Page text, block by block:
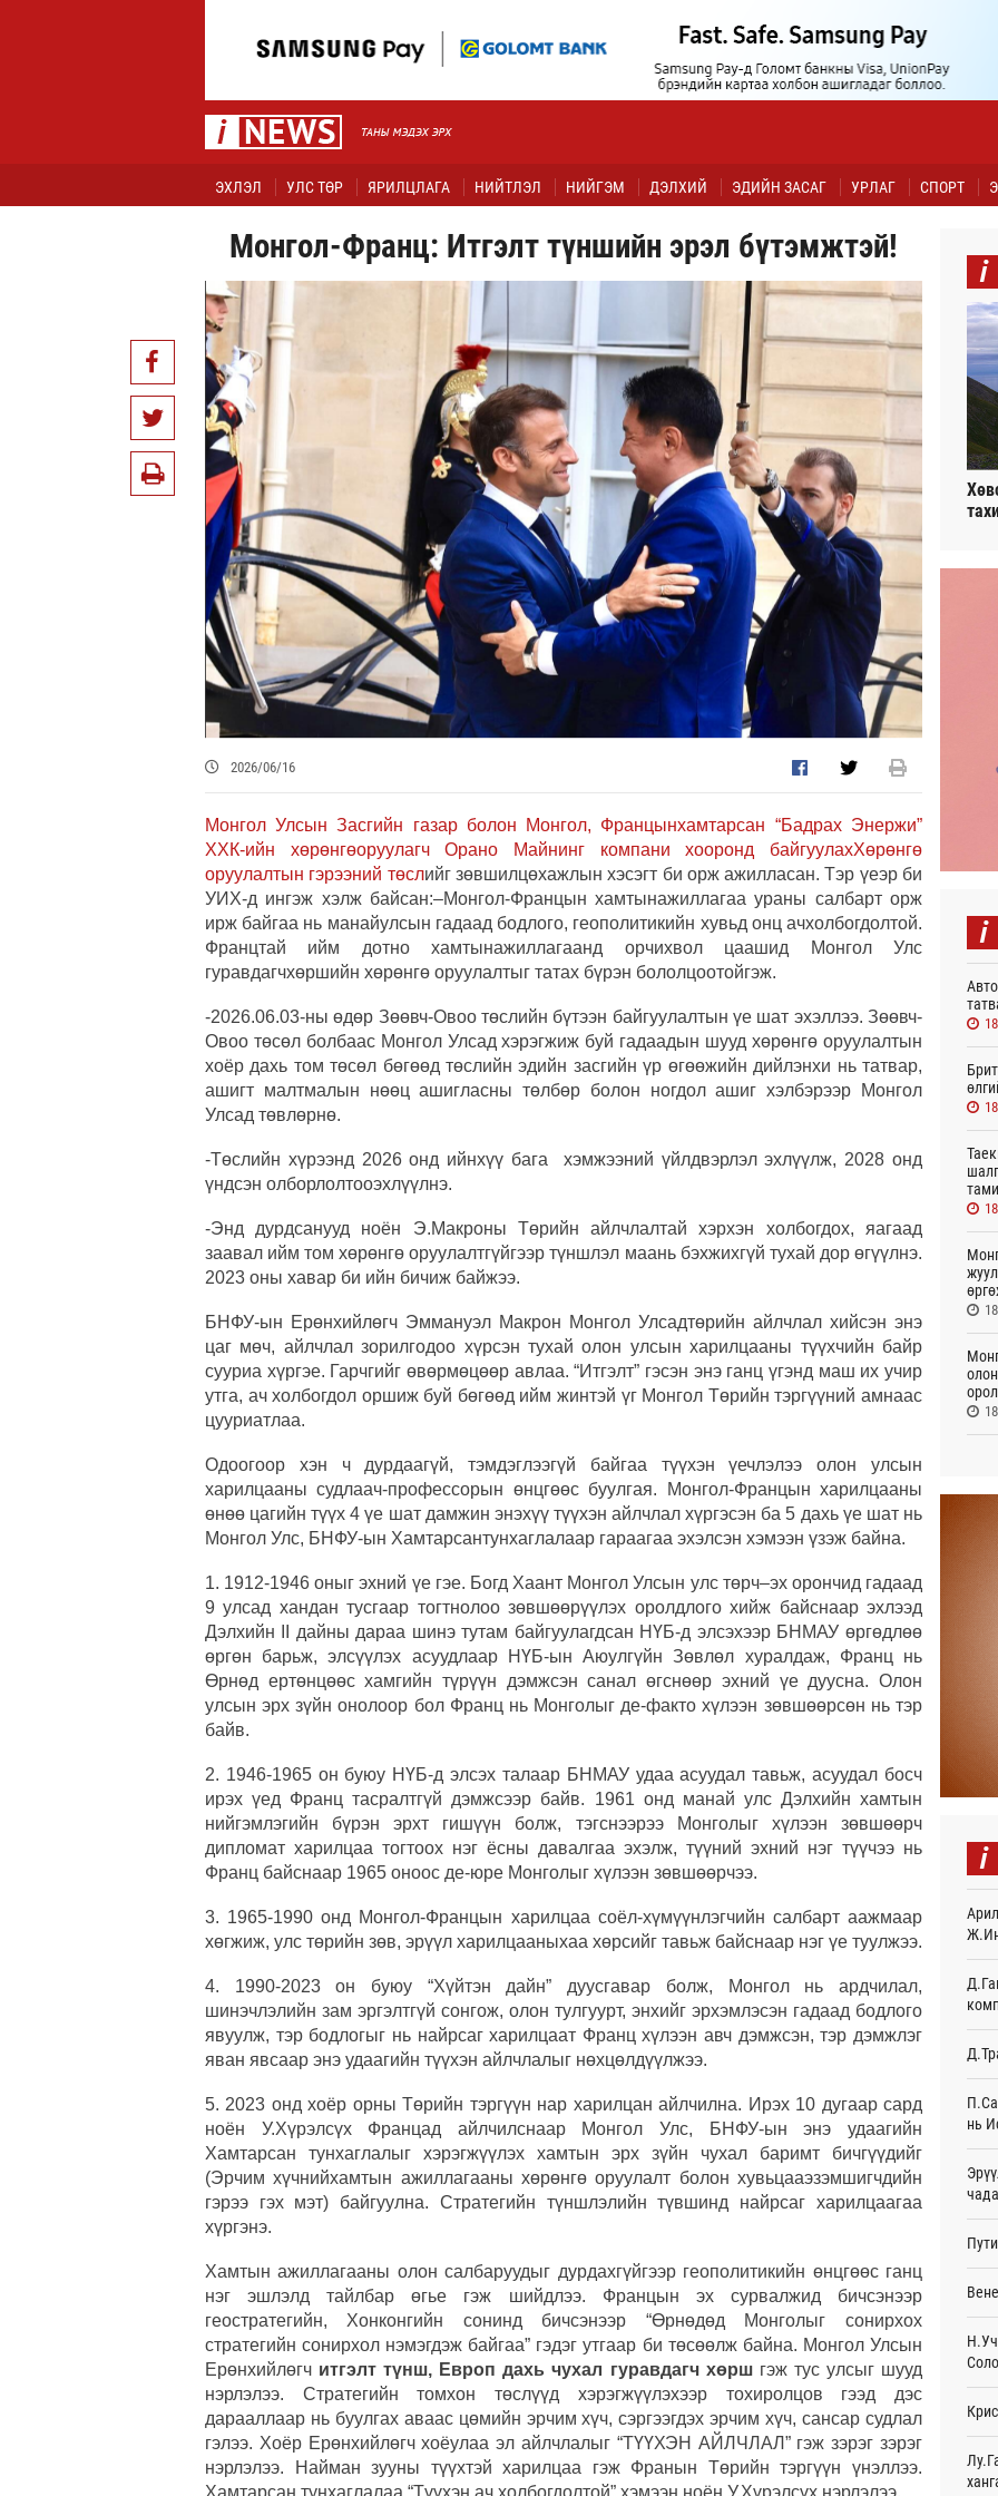
ЭХЛЭЛ УЛС ТӨР ЯРИЛЦЛАГА НИЙТЛЭЛ НИЙГЭМ ДЭЛХИЙ ЭДИЙН ЗАСАГ УРЛАГ СПОРТ
Монгол-Франц: Итгэлт түншийн эрэл бүтэмжтэй!
2026/06/16
Монгол Улсын Засгийн газар болон Монгол, Францынхамтарсан “Бадрах Энержи”
ХХК-ийн хөрөнгөоруулагч Орано Майнинг компани хооронд байгуулахХөрөнгө
оруулалтын гэрээний төслийг зөвшилцөхажлын хэсэгт би орж ажилласан. Тэр үеэр би
УИХ-д ингэж хэлж байсан:–Монгол-Францын хамтынажиллагаа ураны салбарт орж
ирж байгаа нь манайулсын гадаад бодлого, геополитикийн хувьд онц ачхолбогдолтой.
Францтай ийм дотно хамтынажиллагаанд орчихвол цаашид Монгол Улс
гуравдагчхөршийн хөрөнгө оруулалтыг татах бүрэн бололцоотойгэж.
-2026.06.03-ны өдөр Зөөвч-Овоо төслийн бүтээн байгуулалтын үе шат эхэллээ. Зөөвч-
Овоо төсөл болбаас Монгол Улсад хэрэгжиж буй гадаадын шууд хөрөнгө оруулалтын
хоёр дахь том төсөл бөгөөд төслийн эдийн засгийн үр өгөөжийн дийлэнхи нь татвар,
ашигт малтмалын нөөц ашигласны төлбөр болон ногдол ашиг хэлбэрээр Монгол
Улсад төвлөрнө.
-Төслийн хүрээнд 2026 онд ийнхүү бага хэмжээний үйлдвэрлэл эхлүүлж, 2028 онд
үндсэн олборлолтооэхлүүлнэ.
-Энд дурдсанууд ноён Э.Макроны Төрийн айлчлалтай хэрхэн холбогдох, яагаад
заавал ийм том хөрөнгө оруулалтгүйгээр түншлэл маань бэхжихгүй тухай дор өгүүлнэ.
2023 оны хавар би ийн бичиж байжээ.
БНФУ-ын Ерөнхийлөгч Эммануэл Макрон Монгол Улсадтөрийн айлчлал хийсэн энэ
цаг мөч, айлчлал зорилгодоо хүрсэн тухай олон улсын харилцааны түүхчийн байр
сууриа хүргэе. Гарчгийг өвөрмөцөөр авлаа. “Итгэлт” гэсэн энэ ганц үгэнд маш их учир
утга, ач холбогдол оршиж буй бөгөөд ийм жинтэй үг Монгол Төрийн тэргүүний амнаас
цууриатлаа.
Одоогоор хэн ч дурдаагүй, тэмдэглээгүй байгаа түүхэн үечлэлээ олон улсын
харилцааны судлаач-профессорын өнцгөөс буулгая. Монгол-Францын харилцааны
өнөө цагийн түүх 4 үе шат дамжин энэхүү түүхэн айлчлал хүргэсэн ба 5 дахь үе шат нь
Монгол Улс, БНФУ-ын Хамтарсантунхаглалаар гараагаа эхэлсэн хэмээн үзэж байна.
1. 1912-1946 оныг эхний үе гэе. Богд Хаант Монгол Улсын улс төрч–эх орончид гадаад
9 улсад хандан тусгаар тогтнолоо зөвшөөрүүлэх оролдлого хийж байснаар эхлээд
Дэлхийн II дайны дараа шинэ тутам байгуулагдсан НҮБ-д элсэхээр БНМАУ өргөдлөө
өргөн барьж, элсүүлэх асуудлаар НҮБ-ын Аюулгүйн Зөвлөл хуралдаж, Франц нь
Өрнөд ертөнцөөс хамгийн түрүүн дэмжсэн санал өгснөөр эхний үе дуусна. Олон
улсын эрх зүйн онолоор бол Франц нь Монголыг де-факто хүлээн зөвшөөрсөн нь тэр
байв.
2. 1946-1965 он буюу НҮБ-д элсэх талаар БНМАУ удаа асуудал тавьж, асуудал босч
ирэх үед Франц тасралтгүй дэмжсээр байв. 1961 онд манай улс Дэлхийн хамтын
нийгэмлэгийн бүрэн эрхт гишүүн болж, тэгснээрээ Монголыг хүлээн зөвшөөрч
дипломат харилцаа тогтоох нэг ёсны давалгаа эхэлж, түүний эхний нэг түүчээ нь
Франц байснаар 1965 оноос де-юре Монголыг хүлээн зөвшөөрчээ.
3. 1965-1990 онд Монгол-Францын харилцаа соёл-хүмүүнлэгчийн салбарт аажмаар
хөгжиж, улс төрийн зөв, эрүүл харилцааныхаа хөрсийг тавьж байснаар нэг үе туулжээ.
4. 1990-2023 он буюу “Хүйтэн дайн” дуусгавар болж, Монгол нь ардчилал,
шинэчлэлийн зам эргэлтгүй сонгож, олон тулгуурт, энхийг эрхэмлэсэн гадаад бодлого
явуулж, тэр бодлогыг нь найрсаг харилцаат Франц хүлээн авч дэмжсэн, тэр дэмжлэг
яван явсаар энэ удаагийн түүхэн айлчлалыг нөхцөлдүүлжээ.
5. 2023 онд хоёр орны Төрийн тэргүүн нар харилцан айлчилна. Ирэх 10 дугаар сард
ноён У.Хүрэлсүх Францад айлчилснаар Монгол Улс, БНФУ-ын энэ удаагийн
Хамтарсан тунхаглалыг хэрэгжүүлэх хамтын эрх зүйн чухал баримт бичгүүдийг
(Эрчим хүчнийхамтын ажиллагааны хөрөнгө оруулалт болон хувьцааэзэмшигчдийн
гэрээ гэх мэт) байгуулна. Стратегийн түншлэлийн түвшинд найрсаг харилцаагаа
хүргэнэ.
Хамтын ажиллагааны олон салбаруудыг дурдахгүйгээр геополитикийн өнцгөөс ганц
нэг эшлэлд тайлбар өгье гэж шийдлээ. Францын эх сурвалжид бичсэнээр
геостратегийн, Хонконгийн сонинд бичсэнээр “Өрнөдөд Монголыг сонирхох
стратегийн сонирхол нэмэгдэж байгаа” гэдэг утгаар би төсөөлж байна. Монгол Улсын
Ерөнхийлөгч итгэлт түнш, Европ дахь чухал гуравдагч хөршгэж тус улсыг шууд
нэрлэлээ. Стратегийн томхон төслүүд хэрэгжүүлэхээр тохиролцов гээд дэс
дарааллаар нь буулгах аваас цөмийн эрчим хүч, сэргээгдэх эрчим хүч, сансар судлал
гэлээ. Хоёр Ерөнхийлөгч хоёулаа эл айлчлалыг “ТҮҮХЭН АЙЛЧЛАЛ” гэж зэрэг зэрэг
нэрлэлээ. Найман зууны түүхтэй харилцаа гэж Франын Төрийн тэргүүн үнэллээ.
Хамтарсан тунхаглалаа “Түүхэн ач холбогдолтой” хэмээн ноён У.Хүрэлсүх нэрлэлээ.
i
i
i
нь